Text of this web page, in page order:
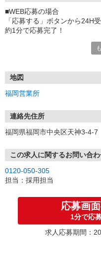
■WEB応募の場合
「応募する」ボタンから24H
約1分で応募完了！
①応募から3営業日を目安に、
★スマホでWEB面接（LINEな
す
③面接実施（履歴書不要）
※ご希望があれば、職場見学
お気軽にご応募ください♪
地図
福岡営業所
連絡先住所
福岡県福岡市中央区天神3-4-
この求人に関するお問い合
0120-050-305
担当：採用担当
応募画
1分で応
求人応募期間：